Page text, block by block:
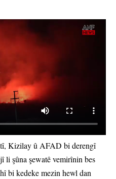
Kizilay û AFAD bi derengî
li şûna şewatê vemirînin bes
bi kedeke mezin hewl dan